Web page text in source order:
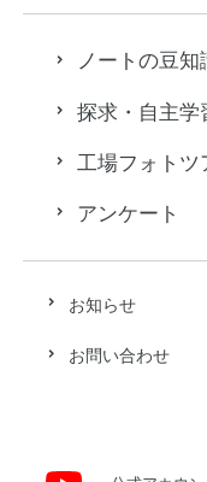
お知らせ
お問い合わせ
ノートの豆知
探求・自主学
工場フォトツ
アンケート